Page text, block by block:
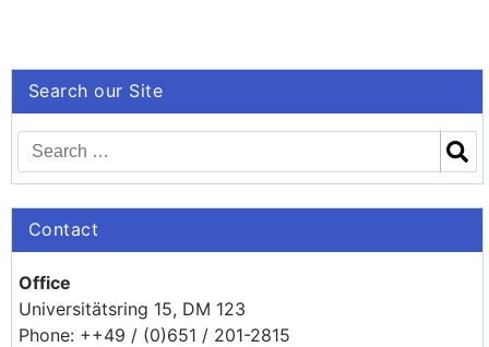
Search our Site
Contact
Office
Universitätsring 15, DM 123
Phone: ++49 / (0)651 / 201-2815